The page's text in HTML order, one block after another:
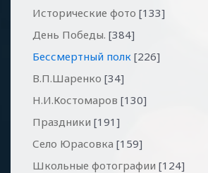
Исторические фото [133]
День Победы. [384]
Бессмертный полк [226]
В.П.Шаренко [34]
Н.И.Костомаров [130]
Праздники [191]
Село Юрасовка [159]
Школьные фотографии [124]